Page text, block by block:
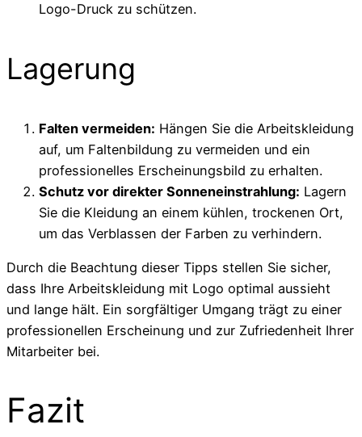
Logo-Druck zu schützen.
Lagerung
Falten vermeiden: Hängen Sie die Arbeitskleidung
auf, um Faltenbildung zu vermeiden und ein
professionelles Erscheinungsbild zu erhalten.
Schutz vor direkter Sonneneinstrahlung: Lagern
Sie die Kleidung an einem kühlen, trockenen Ort,
um das Verblassen der Farben zu verhindern.
Durch die Beachtung dieser Tipps stellen Sie sicher,
dass Ihre Arbeitskleidung mit Logo optimal aussieht
und lange hält. Ein sorgfältiger Umgang trägt zu einer
professionellen Erscheinung und zur Zufriedenheit Ihrer
Mitarbeiter bei.
Fazit